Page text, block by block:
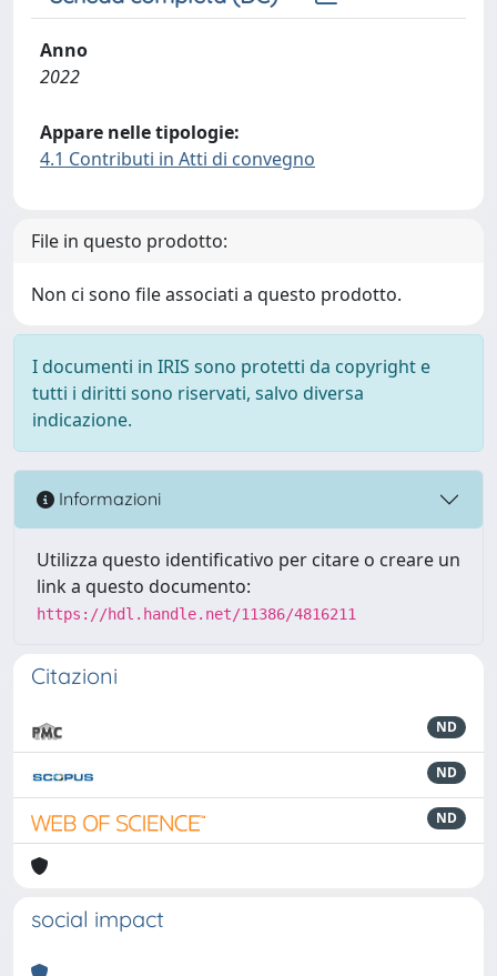
Anno
2022
Appare nelle tipologie:
4.1 Contributi in Atti di convegno
File in questo prodotto:
Non ci sono file associati a questo prodotto.
I documenti in IRIS sono protetti da copyright e
tutti i diritti sono riservati, salvo diversa
indicazione.
Informazioni
Utilizza questo identificativo per citare o creare un
link a questo documento:
https://hdl.handle.net/11386/4816211
Citazioni
ND
ND
ND
social impact